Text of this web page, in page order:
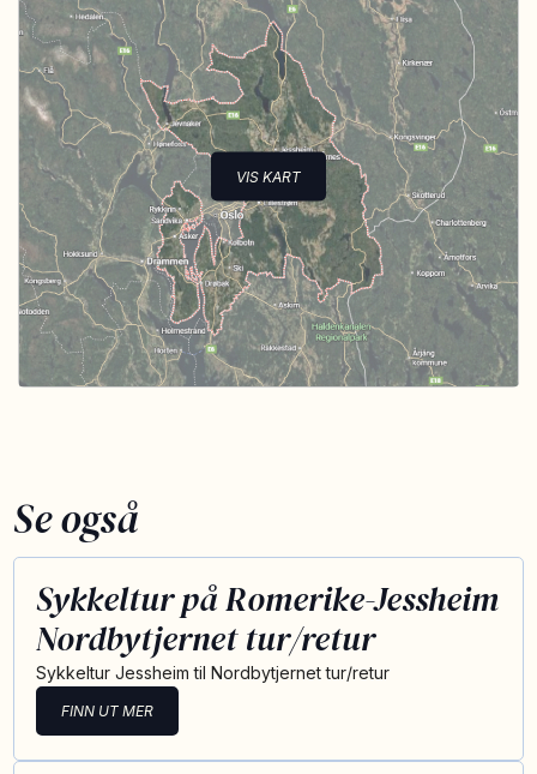
VIS KART
Se også
Sykkeltur på Romerike-Jessheim
Nordbytjernet tur/retur
Sykkeltur Jessheim til Nordbytjernet tur/retur
FINN UT MER